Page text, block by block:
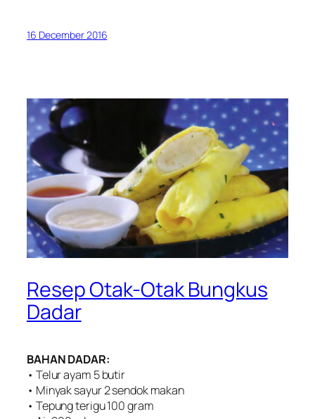
16 December 2016
Resep Otak-Otak Bungkus
Dadar
BAHAN DADAR:
• Telur ayam 5 butir
• Minyak sayur 2 sendok makan
• Tepung terigu 100 gram